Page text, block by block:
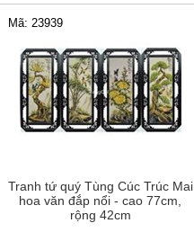
Tranh tứ quý Tùng Cúc Trúc Mai
hoa văn đắp nổi - cao 77cm,
rộng 42cm
Mã: 23939